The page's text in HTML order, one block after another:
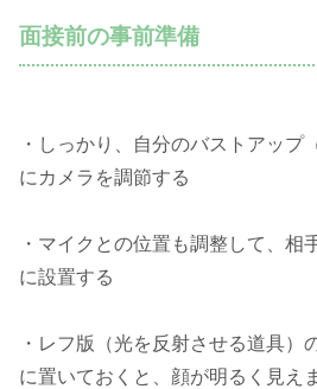
面接前の事前準備
・しっかり、自分のバストアップ
にカメラを調節する
・マイクとの位置も調整して、相
に設置する
・レフ版（光を反射させる道具）
に置いておくと、顔が明るく見え